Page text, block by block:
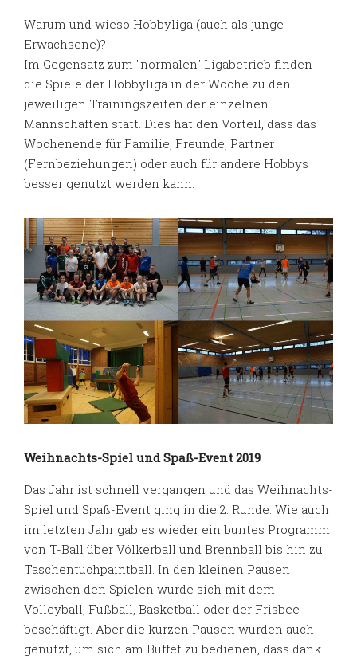
Warum und wieso Hobbyliga (auch als junge
Erwachsene)?
Im Gegensatz zum "normalen" Ligabetrieb finden
die Spiele der Hobbyliga in der Woche zu den
jeweiligen Trainingszeiten der einzelnen
Mannschaften statt. Dies hat den Vorteil, dass das
Wochenende für Familie, Freunde, Partner
(Fernbeziehungen) oder auch für andere Hobbys
besser genutzt werden kann.
Weihnachts-Spiel und Spaß-Event 2019
Das Jahr ist schnell vergangen und das Weihnachts-
Spiel und Spaß-Event ging in die 2. Runde. Wie auch
im letzten Jahr gab es wieder ein buntes Programm
von T-Ball über Völkerball und Brennball bis hin zu
Taschentuchpaintball. In den kleinen Pausen
zwischen den Spielen wurde sich mit dem
Volleyball, Fußball, Basketball oder der Frisbee
beschäftigt. Aber die kurzen Pausen wurden auch
genutzt, um sich am Buffet zu bedienen, dass dank